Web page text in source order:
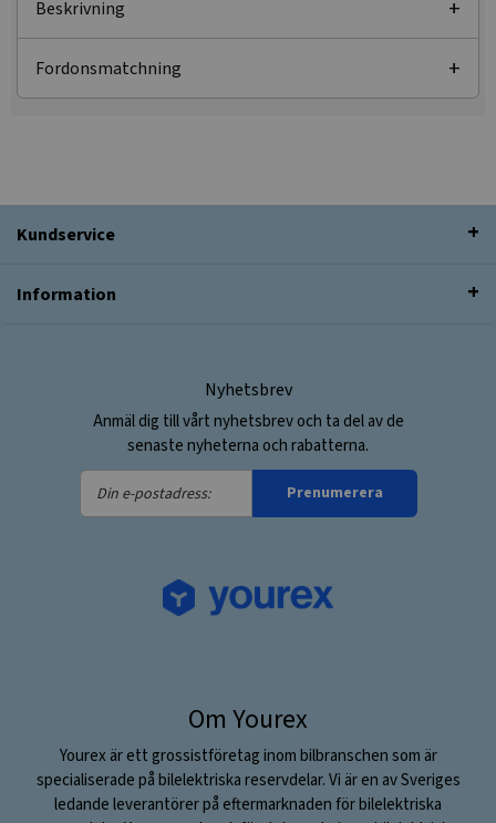
Beskrivning
Fordonsmatchning
Kundservice
Information
Nyhetsbrev
Anmäl dig till vårt nyhetsbrev och ta del av de
senaste nyheterna och rabatterna.
Din
e-
Prenumerera
Om Yourex
Yourex är ett grossistföretag inom bilbranschen som är
specialiserade på bilelektriska reservdelar. Vi är en av Sveriges
ledande leverantörer på eftermarknaden för bilelektriska